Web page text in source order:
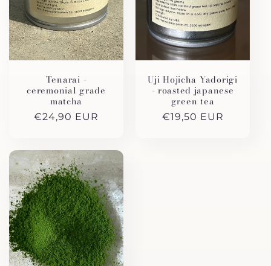
i
e
Tenarai -
ceremonial grade
matcha
Normale
€24,90 EUR
Uji Hojicha Yadorigi
- roasted japanese
green tea
Normale
€19,50 EUR